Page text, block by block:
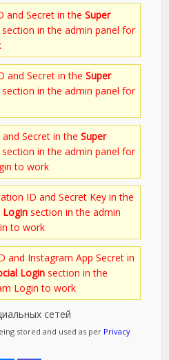
and Secret in theSuper
section in the admin panel for
and Secret in theSuper
section in the admin panel for
and Secret in theSuper
section in the admin panel for
to work
ID and Secret Key in the
Login section in the admin
to work
and Instagram App Secret in
Login section in the
Login to work
сетей
stored and used as per Privacy